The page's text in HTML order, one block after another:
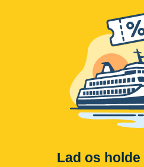
Lad os